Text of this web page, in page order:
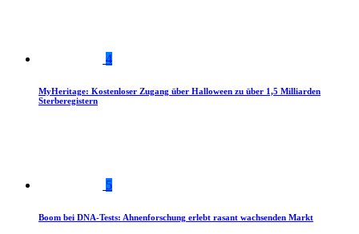
4
MyHeritage: Kostenloser Zugang über Halloween zu über 1,5 Milliarden
Sterberegistern
5
Boom bei DNA-Tests: Ahnenforschung erlebt rasant wachsenden Markt